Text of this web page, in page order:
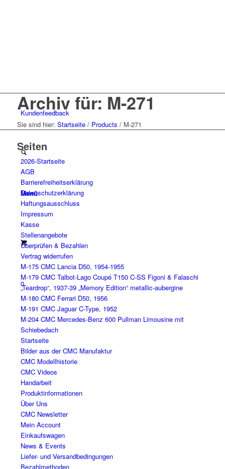
Kundenfeedback
Menü
0
Archiv für: M-271
Sie sind hier: Startseite / Products / M-271
Seiten
2026-Startseite
AGB
Barrierefreiheitserklärung
Datenschutzerklärung
Haftungsausschluss
Impressum
Kasse
Stellenangebote
Überprüfen & Bezahlen
Vertrag widerrufen
M-175 CMC Lancia D50, 1954-1955
M-179 CMC Talbot-Lago Coupé T150 C-SS Figoni & Falaschi
„Teardrop“, 1937-39 „Memory Edition“ metallic-aubergine
M-180 CMC Ferrari D50, 1956
M-191 CMC Jaguar C-Type, 1952
M-204 CMC Mercedes-Benz 600 Pullman Limousine mit
Schiebedach
Startseite
Bilder aus der CMC Manufaktur
CMC Modellhistorie
CMC Videos
Handarbeit
Produktinformationen
Über Uns
CMC Newsletter
Mein Account
Einkaufswagen
News & Events
Liefer- und Versandbedingungen
Bezahlmethoden